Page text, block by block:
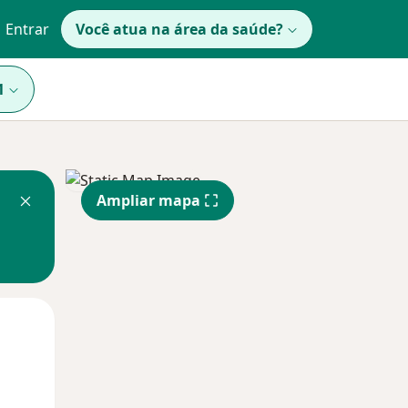
Entrar Você atua na área da saúde?
Ampliar mapa